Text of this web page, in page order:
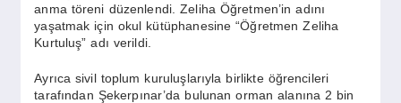
anma töreni düzenlendi. Zeliha Öğretmen’in adını
yaşatmak için okul kütüphanesine “Öğretmen Zeliha
Kurtuluş” adı verildi.
Ayrıca sivil toplum kuruluşlarıyla birlikte öğrencileri
tarafından Şekerpınar’da bulunan orman alanına 2 bin